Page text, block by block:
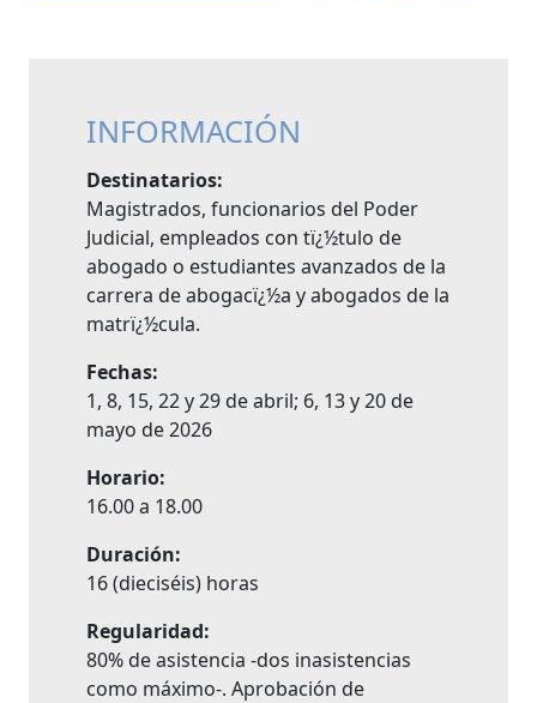
INFORMACIÓN
Destinatarios:
Magistrados, funcionarios del Poder
Judicial, empleados con tï¿½tulo de
abogado o estudiantes avanzados de la
carrera de abogacï¿½a y abogados de la
matrï¿½cula.
Fechas:
1, 8, 15, 22 y 29 de abril; 6, 13 y 20 de
mayo de 2026
Horario:
16.00 a 18.00
Duración:
16 (dieciséis) horas
Regularidad:
80% de asistencia -dos inasistencias
como máximo-. Aprobación de